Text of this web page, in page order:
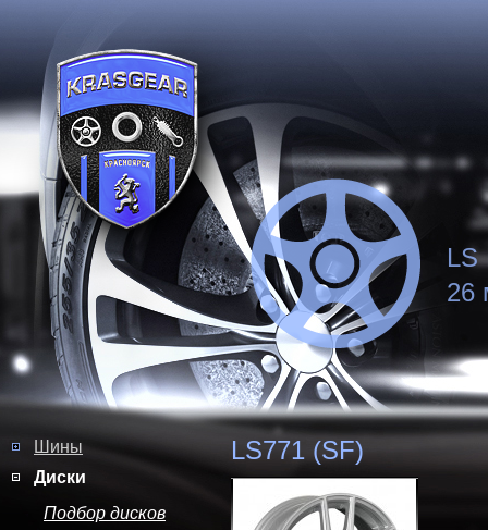
LS
26
Шины
Диски
Подбор дисков
LS771 (SF)